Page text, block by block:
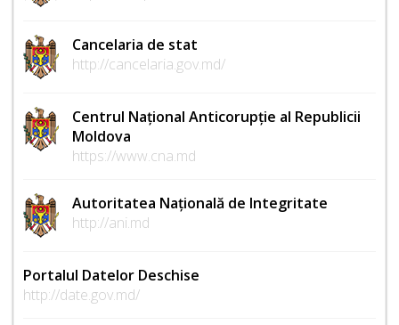
Cancelaria de stat
http://cancelaria.gov.md/
Centrul Național Anticorupție al Republicii
Moldova
https://www.cna.md
Autoritatea Națională de Integritate
http://ani.md
Portalul Datelor Deschise
http://date.gov.md/